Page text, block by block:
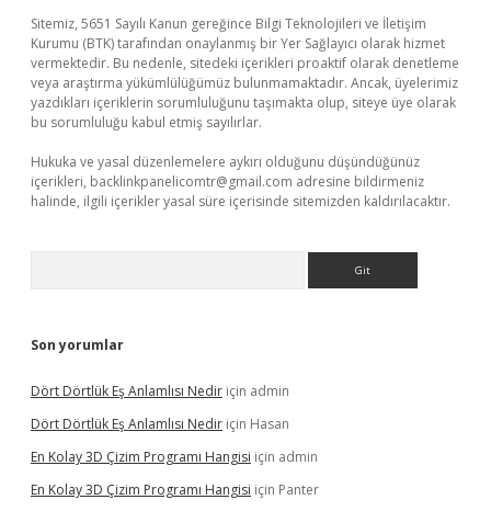
Sitemiz, 5651 Sayılı Kanun gereğince Bilgi Teknolojileri ve İletişim
Kurumu (BTK) tarafından onaylanmış bir Yer Sağlayıcı olarak hizmet
vermektedir. Bu nedenle, sitedeki içerikleri proaktif olarak denetleme
veya araştırma yükümlülüğümüz bulunmamaktadır. Ancak, üyelerimiz
yazdıkları içeriklerin sorumluluğunu taşımakta olup, siteye üye olarak
bu sorumluluğu kabul etmiş sayılırlar.
Hukuka ve yasal düzenlemelere aykırı olduğunu düşündüğünüz
içerikleri, backlinkpanelicomtr@gmail.com adresine bildirmeniz
halinde, ilgili içerikler yasal süre içerisinde sitemizden kaldırılacaktır.
Son yorumlar
Dört Dörtlük Eş Anlamlısı Nedir için admin
Dört Dörtlük Eş Anlamlısı Nedir için Hasan
En Kolay 3D Çizim Programı Hangisi için admin
En Kolay 3D Çizim Programı Hangisi için Panter